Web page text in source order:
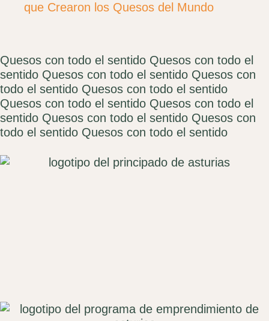
que Crearon los Quesos del Mundo
Quesos con todo el sentido Quesos con todo el
sentido Quesos con todo el sentido Quesos con
todo el sentido Quesos con todo el sentido
Quesos con todo el sentido Quesos con todo el
sentido Quesos con todo el sentido Quesos con
todo el sentido Quesos con todo el sentido